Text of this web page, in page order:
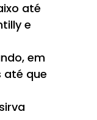
até
e
em
até que